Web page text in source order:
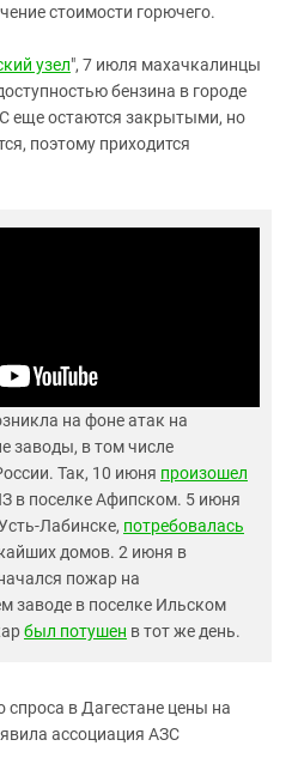
стоимости горючего.
узел", 7 июля махачкалинцы
бензина в городе
еще остаются закрытыми, но
поэтому приходится
на фоне атак на
заводы, в том числе
Так, 10 июня произошел
в поселке Афипском. 5 июня
Лабинске, потребовалась
домов. 2 июня в
пожар на
заводе в поселке Ильском
был потушен в тот же день.
в Дагестане цены на
ассоциация АЗС